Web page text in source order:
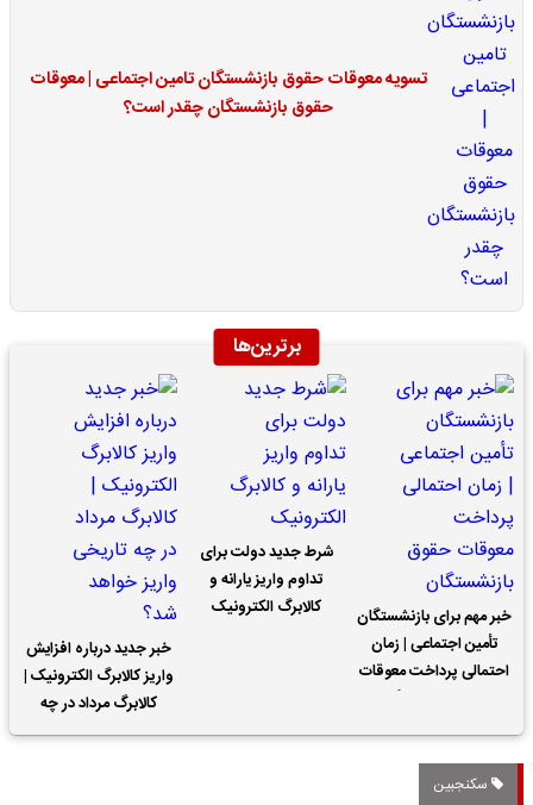
تسویه معوقات حقوق بازنشستگان تامین اجتماعی | معوقات
حقوق بازنشستگان چقدر است؟
برترین‌ها
خبر مهم برای بازنشستگان
تأمین اجتماعی | زمان
احتمالی پرداخت معوقات
شرط جدید دولت برای
تداوم واریز یارانه و
کالابرگ الکترونیک
خبر جدید درباره افزایش
واریز کالابرگ الکترونیک |
کالابرگ مرداد در چه
تاریخی واریز خواهد شد؟
سکنجبین